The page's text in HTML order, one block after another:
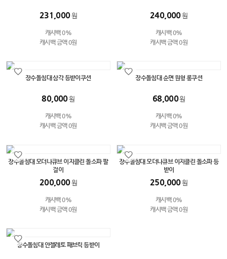
231,000원
캐시백 0%
캐시백 금액 0원
240,000원
캐시백 0%
캐시백 금액 0원
장수돌침대 삼각 등받이쿠션
80,000원
캐시백 0%
캐시백 금액 0원
장수돌침대 순면 원형 롱쿠션
68,000원
캐시백 0%
캐시백 금액 0원
장수돌침대 모더나큐브 이지클린 돌소파 팔
걸이
200,000원
캐시백 0%
캐시백 금액 0원
장수돌침대 모더나큐브 이지클린 돌소파 등
받이
250,000원
캐시백 0%
캐시백 금액 0원
장수돌침대 안젤레토 패브릭 등받이